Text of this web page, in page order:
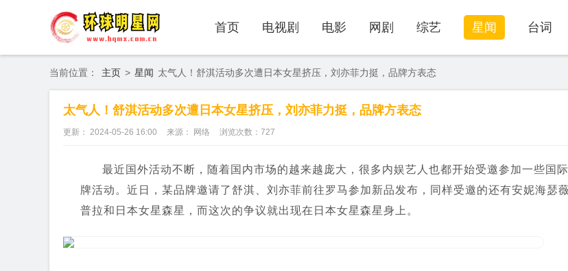
首页 电视剧 电影 网剧 综艺 星闻 台词
当前位置： 主页 > 星闻 太气人！舒淇活动多次遭日本女星挤压，刘亦菲力挺，品牌方表态
太气人！舒淇活动多次遭日本女星挤压，刘亦菲力挺，品牌方表态
更新： 2024-05-26 16:00 来源： 网络 浏览次数： 727
最近国外活动不断，随着国内市场的越来越庞大，很多内娱艺人也都开始受邀参加一些国
牌活动。近日，某品牌邀请了舒淇、刘亦菲前往罗马参加新品发布，同样受邀的还有安妮海瑟
普拉和日本女星森星，而这次的争议就出现在日本女星森星身上。